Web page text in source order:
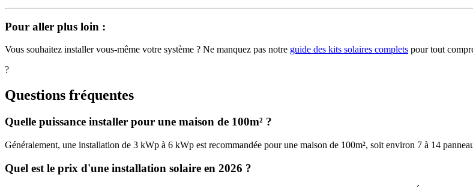
Pour aller plus loin :
Vous souhaitez installer vous-même votre système ? Ne manquez pas notre guide des kits solaires complets pour tout
?
Questions fréquentes
Quelle puissance installer pour une maison de 100m² ?
Généralement, une installation de 3 kWp à 6 kWp est recommandée pour une maison de 100m², soit environ 7 à 14
Quel est le prix d'une installation solaire en 2026 ?